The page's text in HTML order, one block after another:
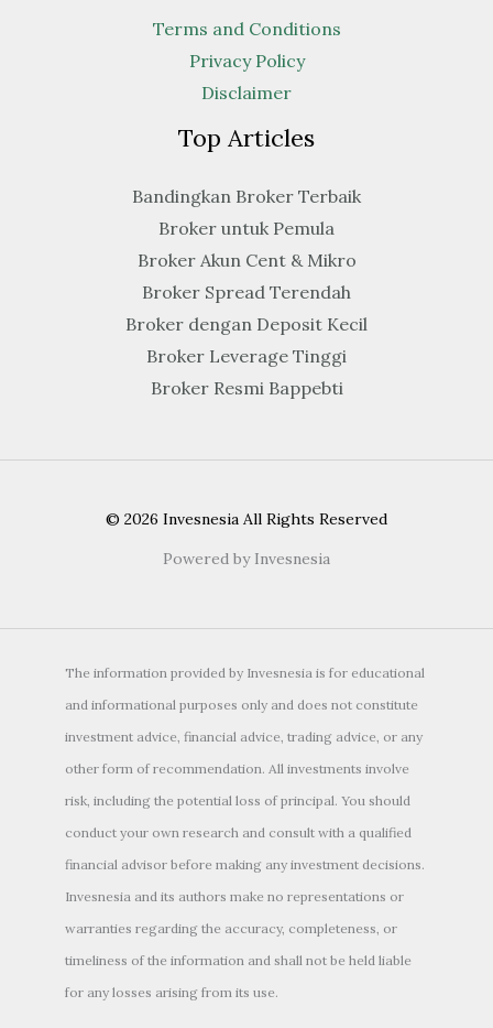
Terms and Conditions
Privacy Policy
Disclaimer
Top Articles
Bandingkan Broker Terbaik
Broker untuk Pemula
Broker Akun Cent & Mikro
Broker Spread Terendah
Broker dengan Deposit Kecil
Broker Leverage Tinggi
Broker Resmi Bappebti
© 2026 Invesnesia All Rights Reserved
Powered by Invesnesia
The information provided by Invesnesia is for educational
and informational purposes only and does not constitute
investment advice, financial advice, trading advice, or any
other form of recommendation. All investments involve
risk, including the potential loss of principal. You should
conduct your own research and consult with a qualified
financial advisor before making any investment decisions.
Invesnesia and its authors make no representations or
warranties regarding the accuracy, completeness, or
timeliness of the information and shall not be held liable
for any losses arising from its use.